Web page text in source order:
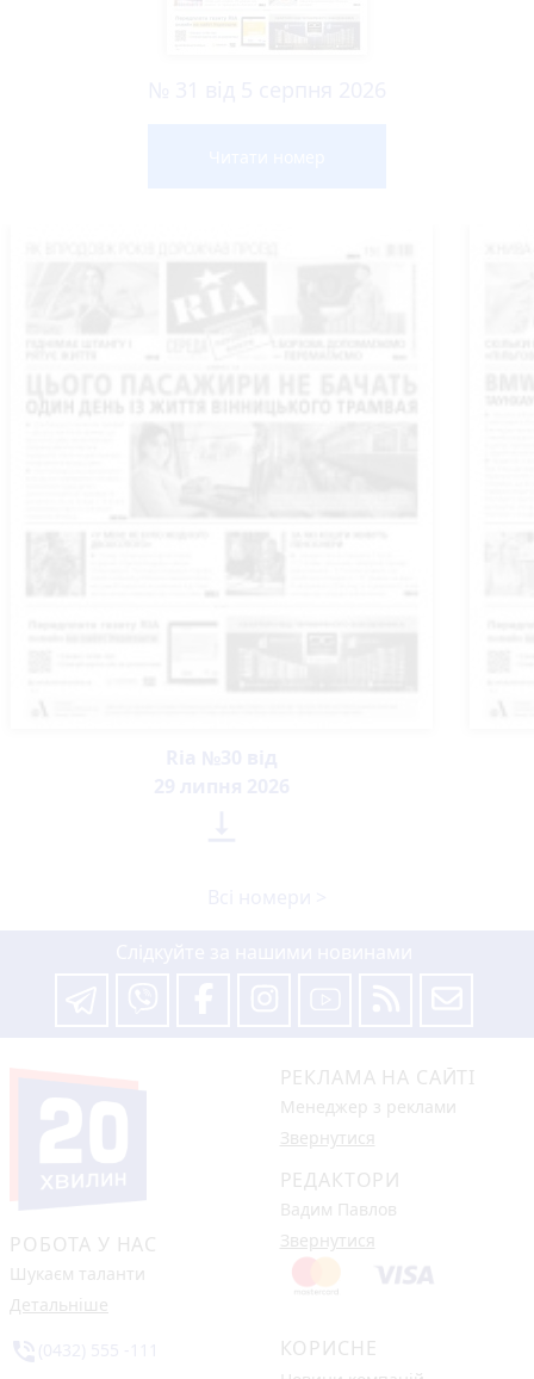
РОБОТА У НАС
Шукаєм таланти
Детальніше
РЕКЛАМА НА САЙТІ
Менеджер з реклами
Звернутися
РЕДАКТОРИ
Вадим Павлов
Звернутися
КОРИСНЕ